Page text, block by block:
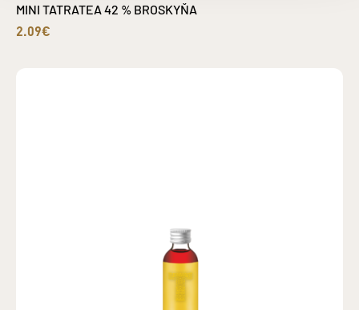
MINI TATRATEA 42 % BROSKYŇA
2.09€